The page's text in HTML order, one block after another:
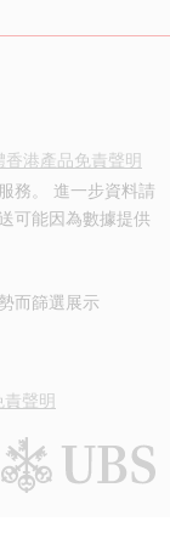
香港產品免責聲明
務。 進一步資料請
可能因為數據提供
而篩選展示
責聲明